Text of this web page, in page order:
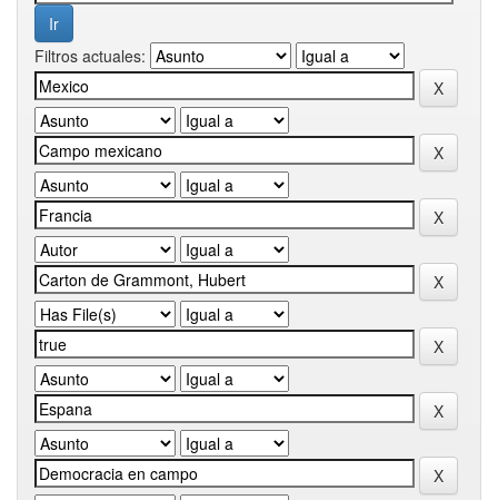
Filtros actuales: